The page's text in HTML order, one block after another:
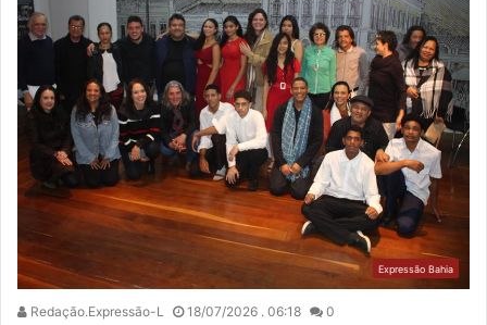
Expressão Bahia
Redação.Expressão-L 18/07/2026 . 06:18 0